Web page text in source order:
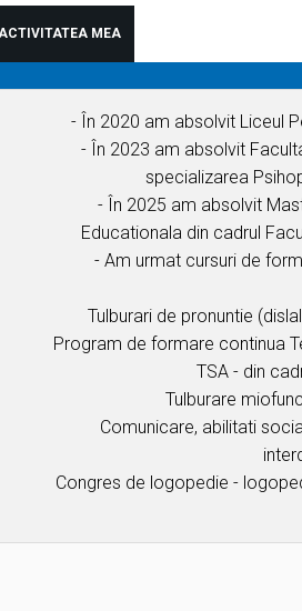
MEA
- În 2020 am absolvit Liceul
- În 2023 am absolvit
specializarea
- În 2025 am absolvit
Educationala din cadrul
- Am urmat cursuri de
Tulburari de pronuntie
Program de formare continua
TSA - din
Tulburare
Comunicare, abilitati
Congres de logopedie -